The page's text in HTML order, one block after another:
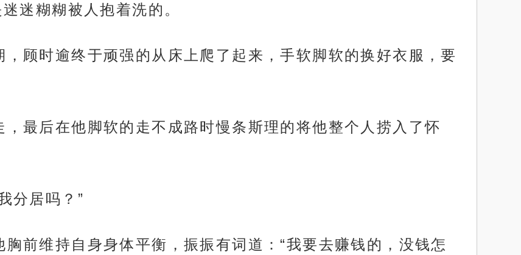
迷糊糊被人抱着洗的。
顾时逾终于顽强的从床上爬了起来，手软脚软的换好衣服，要
最后在他脚软的走不成路时慢条斯理的将他整个人捞入了怀
分居吗？”
前维持自身身体平衡，振振有词道：“我要去赚钱的，没钱怎